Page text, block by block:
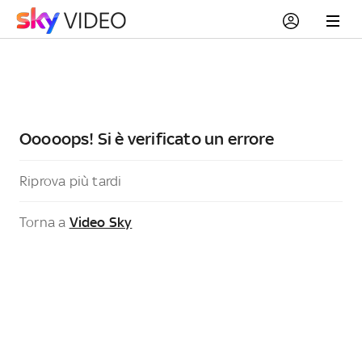
Ooooops! Si è verificato un errore
Riprova più tardi
Torna a Video Sky